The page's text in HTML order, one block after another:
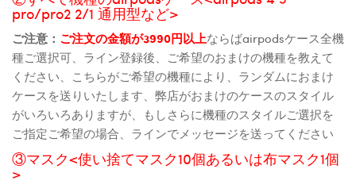
pro/pro2 2/1 通用型など>
ご注意： ご注文の金額が3990円以上ならばairpodsケース全機
種ご選択可、ライン登録後、ご希望のおまけの機種を教えて
ください、こちらがご希望の機種により、ランダムにおまけ
ケースを送りいたします、弊店がおまけのケースのスタイル
がいろいろありますが、もしさらに機種のスタイルご選択を
ご指定ご希望の場合、ラインでメッセージを送ってください
③マスク<使い捨てマスク10個あるいは布マスク1個
>